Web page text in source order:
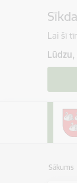
Lai šī
Sākums